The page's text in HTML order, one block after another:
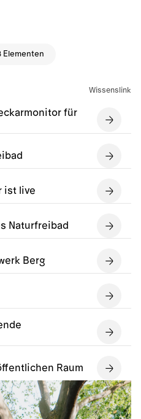
Elementen
Wissenslink
für
ist live
Naturfreibad
Berg
Raum